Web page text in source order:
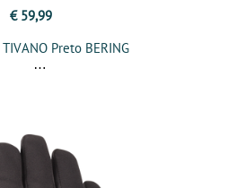
€ 59,99
Preto BERING